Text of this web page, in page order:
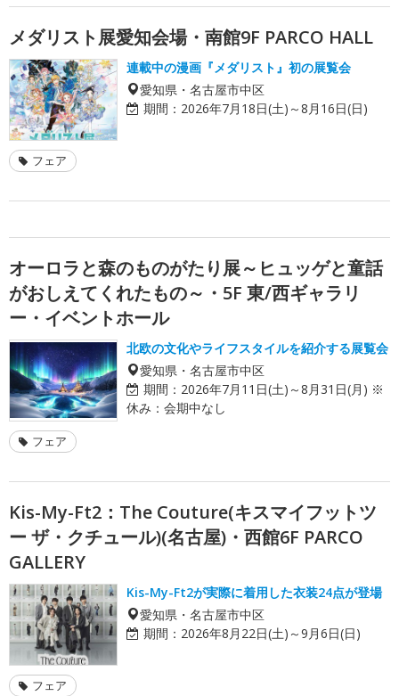
メダリスト展愛知会場・南館9F PARCO HALL
連載中の漫画『メダリスト』初の展覧会
愛知県・名古屋市中区
期間： 2026年7月18日(土)～8月16日(日)
フェア
オーロラと森のものがたり展～ヒュッゲと童話
がおしえてくれたもの～・5F 東/西ギャラリ
ー・イベントホール
北欧の文化やライフスタイルを紹介する展覧会
愛知県・名古屋市中区
期間： 2026年7月11日(土)～8月31日(月) ※
休み：会期中なし
フェア
Kis-My-Ft2：The Couture(キスマイフットツ
ー ザ・クチュール)(名古屋)・西館6F PARCO
GALLERY
Kis-My-Ft2が実際に着用した衣装24点が登場
愛知県・名古屋市中区
期間： 2026年8月22日(土)～9月6日(日)
フェア